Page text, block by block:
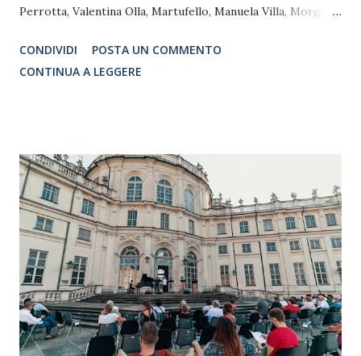
Perrotta, Valentina Olla, Martufello, Manuela Villa, Morgana
Musiche originali: Edoardo Simeone TEATRO MARCONI
viale Guglielmo Marconi 698e 8 e 9 luglio ore 21.30 Il
panchina parlasse… diario indiscreto di un sedile malizioso”.
CONDIVIDI
POSTA UN COMMENTO
CONTINUA A LEGGERE